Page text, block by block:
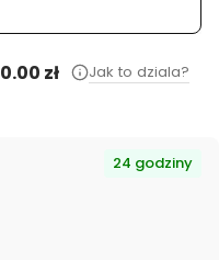
0.00 zł Jak to dziala?
24 godziny